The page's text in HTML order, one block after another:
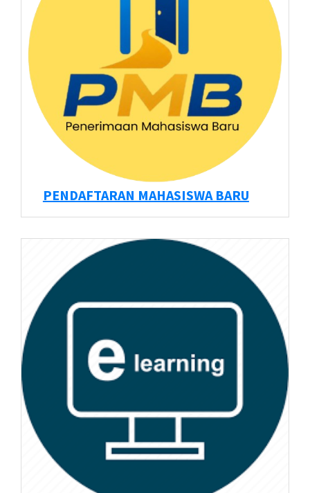
PENDAFTARAN MAHASISWA BARU